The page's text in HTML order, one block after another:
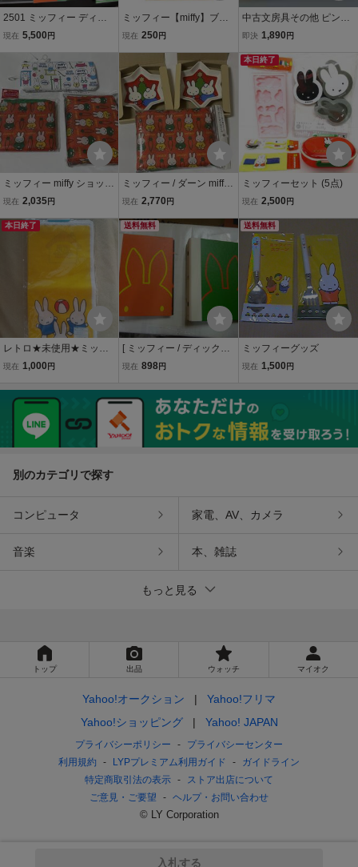
2501 ミッフィー ディッ
ク・ブルーナ 100枚便箋
ティックケース入り レト
ロ フェリシモ
現在 5,500 円
ミッフィー【miffy】ブル
ーナ DickBruna 磁石 マグ
現在 250 円
中古文房具その他 ピンク
ステーショナリーセット
ル」
即決 1,890 円
ミッフィー miffy ショッピ
ングバッグ 2種 + ペンポ
現在 2,035円
ミッフィー / ダーン miffy
and dan 星小皿 ２点 （同
グ 展示未使用品
現在 2,770 円
本日終了
ミッフィーセット (5点)
現在 2,500 円
本日終了
レトロ★未使用★ミッフ
ィー★Miffy★ハンカチ★
ルーナ★Dick Bruna
現在 1,000 円
送料無料
[ ミッフィー / ディック・
ブルーナ ]カードケース２
5x12.5㎝ 送料無料
現在 898円
送料無料
ミッフィーグッズ
現在 1,500 円
別のカテゴリで探す
コンピュータ 家電、AV、カメラ
音楽 本、雑誌
もっと見る
入札する
トップ 出品 ウォッチ マイオク
Yahoo!オークション
Yahoo!フリマ
Yahoo!ショッピング
Yahoo! JAPAN
プライバシーポリシー
プライバシーセンター
利用規約
LYPプレミアム利用ガイド
ガイドライン
特定商取引法の表示
ストア出店について
ご意見・ご要望
ヘルプ・お問い合わせ
© LY Corporation